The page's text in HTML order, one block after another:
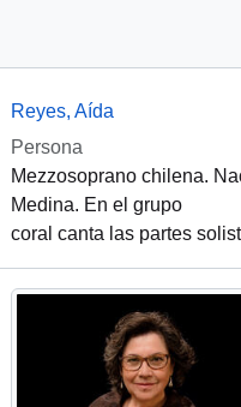
Reyes, Aída
Persona
Mezzosoprano chilena.
Medina. En el grupо
coral canta las partes